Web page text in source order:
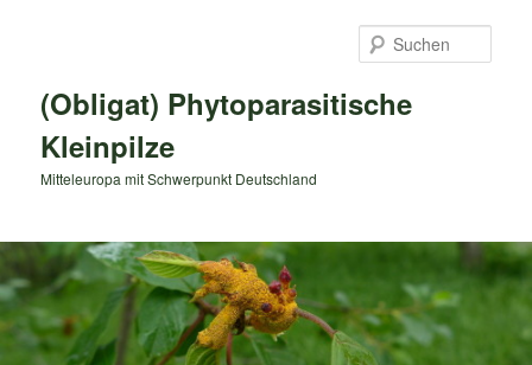
(Obligat) Phytoparasitische
Kleinpilze
Mitteleuropa mit Schwerpunkt Deutschland